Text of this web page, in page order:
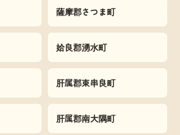
薩摩郡さつま町
姶良郡湧水町
肝属郡東串良町
肝属郡南大隅町